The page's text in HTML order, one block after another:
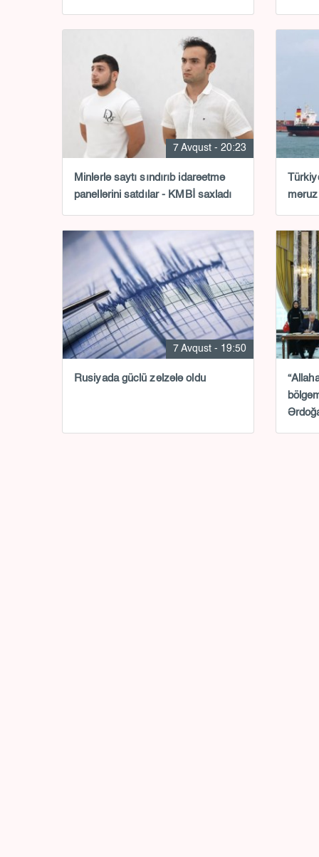
7 Avqust - 20:23
Minlərlə saytı sındırıb idarəetmə
panellərini satdılar - KMBİ saxladı
məruz
7 Avqust - 19:50
Rusiyada güclü zəlzələ oldu